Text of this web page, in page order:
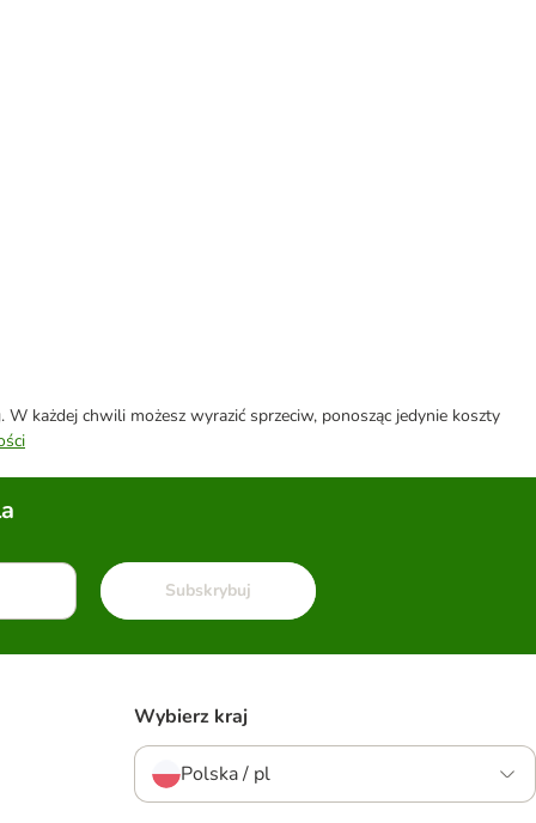
każdej chwili możesz wyrazić sprzeciw, ponosząc jedynie koszty
Subskrybuj
Wybierz kraj
Polska / pl